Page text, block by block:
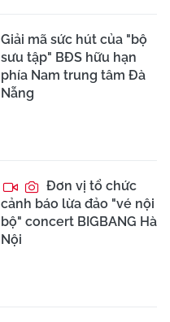
Giải mã sức hút của "bộ
sưu tập" BĐS hữu hạn
phía Nam trung tâm Đà
Nẵng
Đơn vị tổ chức
cảnh báo lừa đảo "vé nội
bộ" concert BIGBANG Hà
Nội